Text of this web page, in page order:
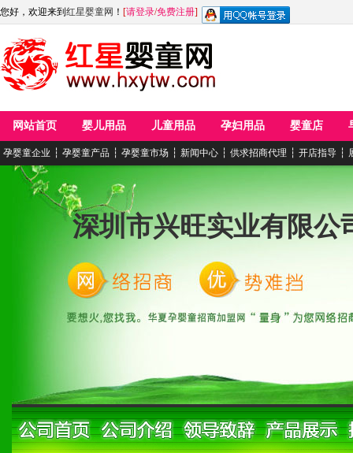
您好，欢迎来到 红星婴童网 ！ [请登录/免费注册]
网站首页 婴儿用品 儿童用品 孕妇用品 婴童店
孕婴童企业 ┆ 孕婴童产品 ┆ 孕婴童市场 ┆ 新闻中心 ┆ 供求招商代理 ┆ 开店指导 ┆
深圳市兴旺实业有限公